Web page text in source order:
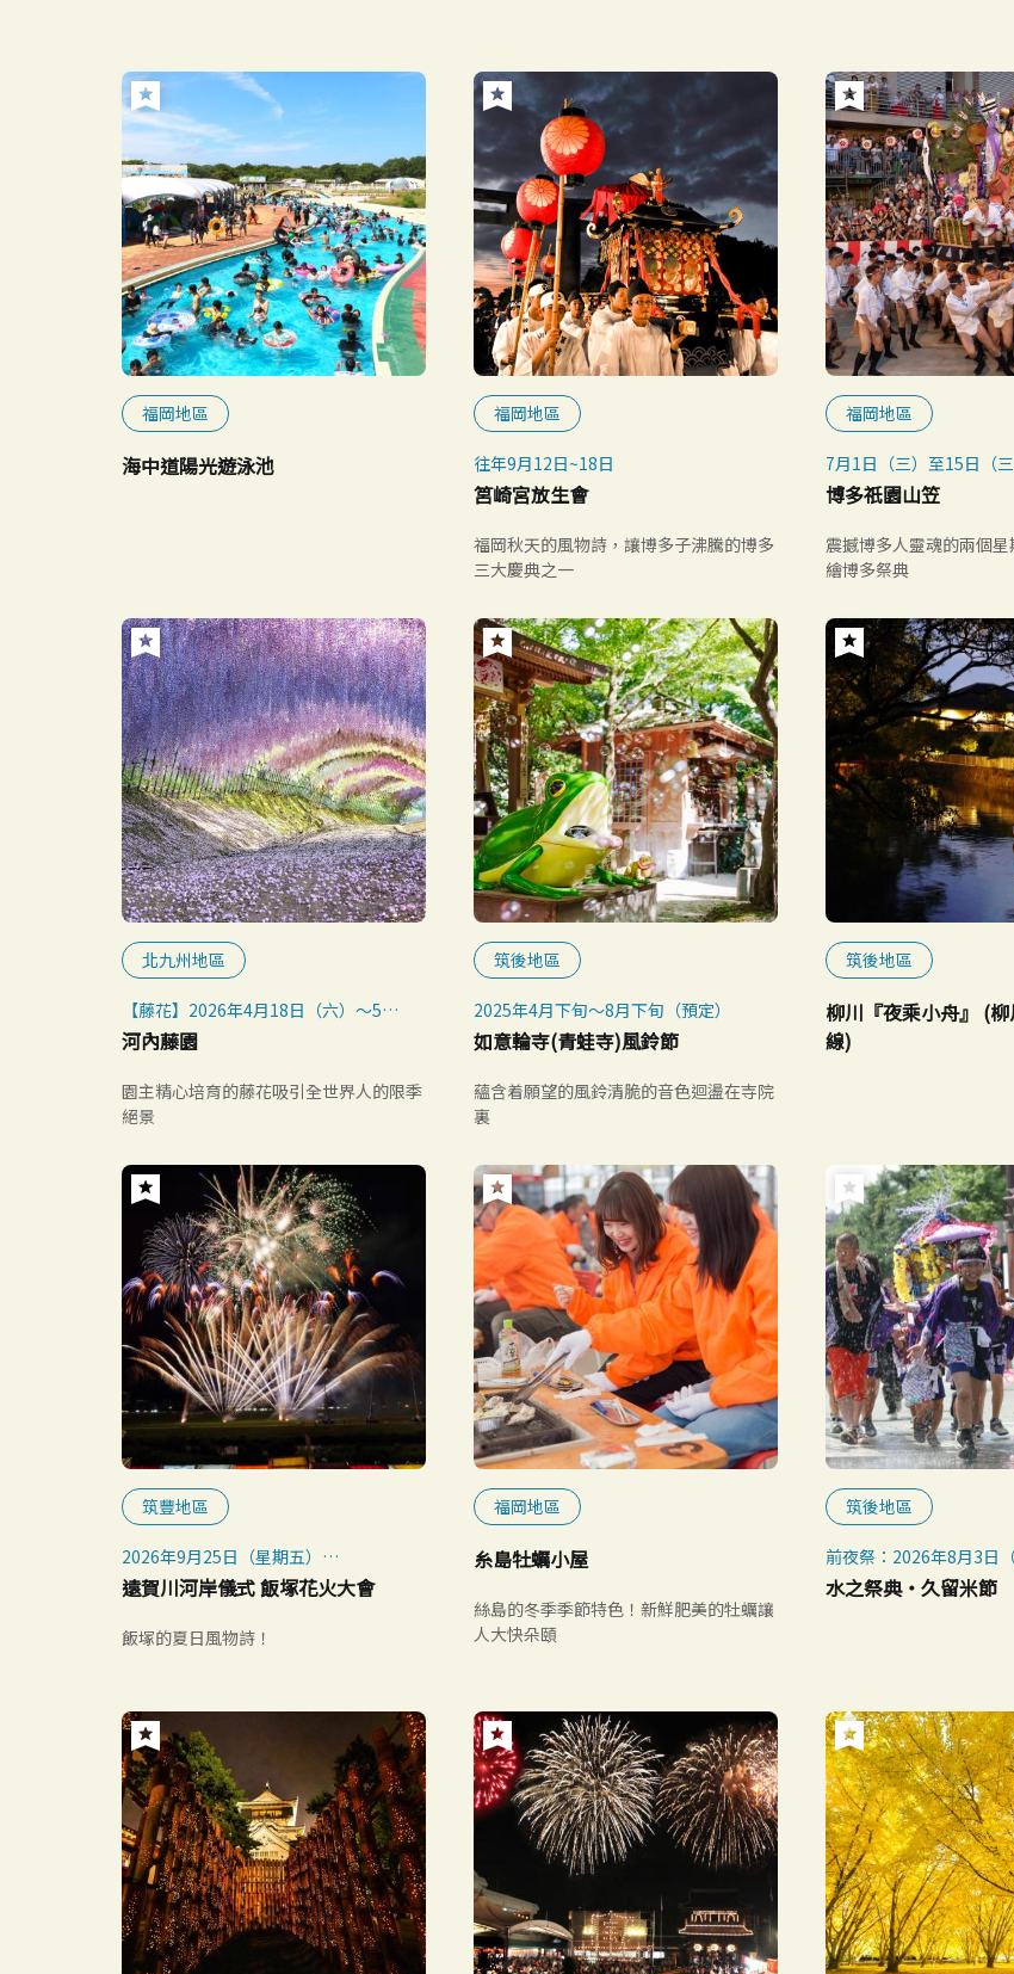
福岡地區
海中道陽光遊泳池
福岡地區
往年9月12日~18日
筥崎宮放生會
福岡秋天的風物詩，讓博多子沸騰的博多
三大慶典之一
福岡地區
7月1日（三）至15日（
一般公開
7月13日（一）集團山笠
7月15日（三）（4:59起
博多祇園山笠
震撼博多人靈魂的兩個
繪博多祭典
北九州地區
【藤花】2026年4月18日（六）～5月
6日（三・補假）※預定
河內藤園
園主精心培育的藤花吸引全世界人的限季
絕景
筑後地區
2025年4月下旬～8月下旬（預定）
如意輪寺(青蛙寺)風鈴節
蘊含着願望的風鈴清脆的音色迴盪在寺院
裏
筑後地區
柳川『夜乘小舟』 (
線)
筑豐地區
2026年9月25日（星期五）
※如遇惡劣天氣，將延期至9月28日
遠賀川河岸儀式 飯塚花火大會
飯塚的夏日風物詩！
福岡地區
糸島牡蠣小屋
絲島的冬季季節特色！新鮮肥美的牡蠣讓
人大快朵頤
筑後地區
前夜祭：2026年8月3日
本祭：2026年8月4日（星
水之祭典・久留米節